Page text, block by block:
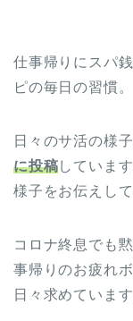
仕事帰りにスパ
ピの毎日の習慣。
日々のサ活の様
に投稿していま
様子をお伝えして
コロナ終息でも
事帰りのお疲れ
日々求めています